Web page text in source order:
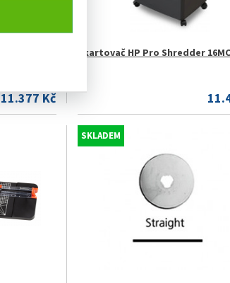
11.377 Kč
Skartovač HP Pro Shredder 16MC
SKLADEM